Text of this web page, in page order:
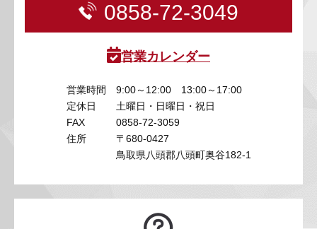
0858-72-3049
営業カレンダー
営業時間
9:00～12:00 13:00～17:00
定休日
土曜日・日曜日・祝日
FAX
0858-72-3059
住所
〒680-0427
鳥取県八頭郡八頭町奥谷182-1